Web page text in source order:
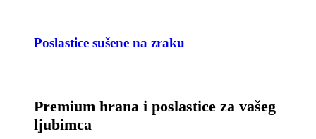
Poslastice sušene na zraku
Premium hrana i poslastice za vašeg
ljubimca